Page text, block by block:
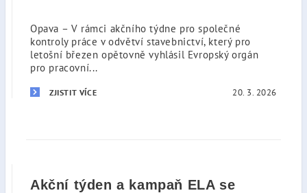
Opava – V rámci akčního týdne pro společné
kontroly práce v odvětví stavebnictví, který pro
letošní březen opětovně vyhlásil Evropský orgán
pro pracovní...
ZJISTIT VÍCE 20. 3. 2026
Akční týden a kampaň ELA se